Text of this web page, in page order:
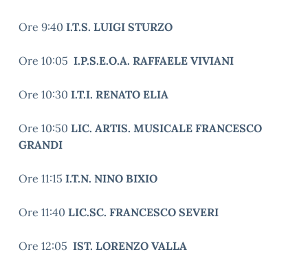
Ore 9:40 I.T.S. LUIGI STURZO
Ore 10:05 I.P.S.E.O.A. RAFFAELE VIVIANI
Ore 10:30 I.T.I. RENATO ELIA
Ore 10:50 LIC. ARTIS. MUSICALE FRANCESCO
GRANDI
Ore 11:15 I.T.N. NINO BIXIO
Ore 11:40 LIC.SC. FRANCESCO SEVERI
Ore 12:05 IST. LORENZO VALLA